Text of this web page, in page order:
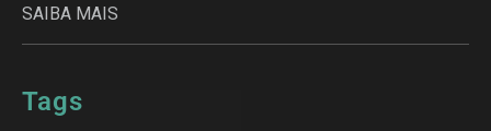
SAIBA MAIS
Tags